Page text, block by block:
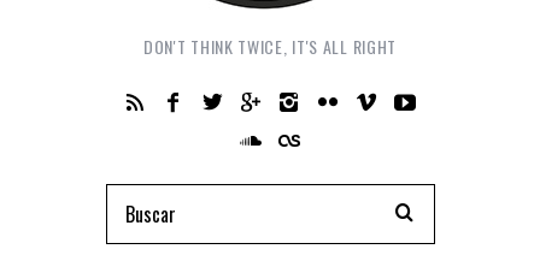
DON'T THINK TWICE, IT'S ALL RIGHT